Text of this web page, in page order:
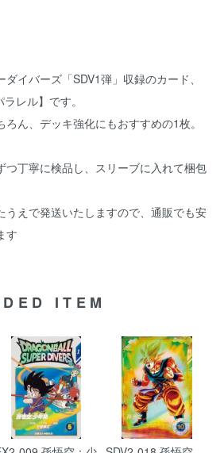
イバーズ「SDV1弾」収録のカード、
レル】です。
ん、デッキ強化にもおすすめの1枚。
つ丁寧に検品し、スリーブに入れて梱包
うえで発送いたしますので、通販でも安
す
ITEM